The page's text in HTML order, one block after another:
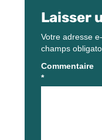
Laisser
Votre adresse
champs
Commentaire
*